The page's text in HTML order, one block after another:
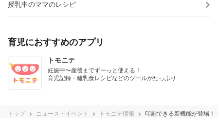
授乳中のママのレシピ
育児におすすめのアプリ
トモニテ
妊娠中〜産後までずーっと使える！
育児記録・離乳食レシピなどのツールがたっぷり
トップ ニュース・イベント トモニテ情報 印刷できる新機能が登場